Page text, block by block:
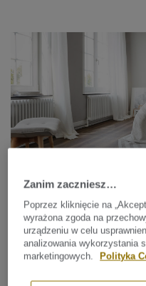
• Uspokajająca
Łagodne i neutralne
Zanim zaczniesz…
Poprzez kliknięcie na
wyrażona zgoda na
urządzeniu w celu
analizowania wykorzystania
marketingowych.
Polityka